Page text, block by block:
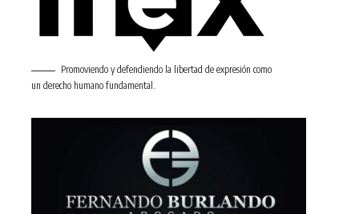
Promoviendo y defendiendo la libertad de expresión como
un derecho humano fundamental.